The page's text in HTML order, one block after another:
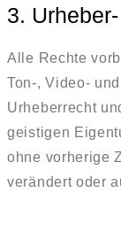
3.
Alle Rechte
Ton-, Video-
Urheberrecht
geistigen
ohne vorherige
verändert oder